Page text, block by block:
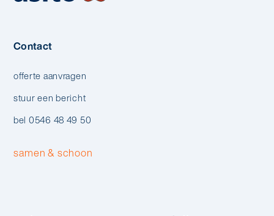
Contact
offerte aanvragen
stuur een bericht
bel 0546 48 49 50
samen & schoon